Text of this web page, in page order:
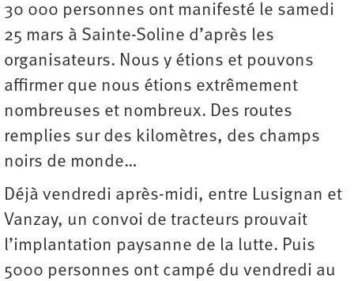
30 000 personnes ont manifesté le samedi
25 mars à Sainte-Soline d’après les
organisateurs. Nous y étions et pouvons
affirmer que nous étions extrêmement
nombreuses et nombreux. Des routes
remplies sur des kilomètres, des champs
noirs de monde…
Déjà vendredi après-midi, entre Lusignan et
Vanzay, un convoi de tracteurs prouvait
l’implantation paysanne de la lutte. Puis
5000 personnes ont campé du vendredi au